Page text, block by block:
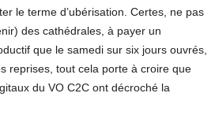
le terme d’ubérisation. Certes, ne pas
des cathédrales, à payer un
que le samedi sur six jours ouvrés,
reprises, tout cela porte à croire que
du VO C2C ont décroché la